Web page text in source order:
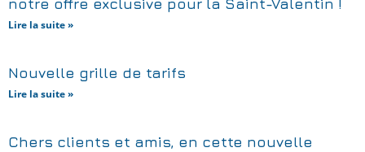
notre offre exclusive pour la Saint-Valentin !
Lire la suite »
Nouvelle grille de tarifs
Lire la suite »
Chers clients et amis, en cette nouvelle